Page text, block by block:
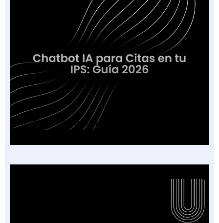
Chatbot IA para Citas en tu IPS: Guía 2026